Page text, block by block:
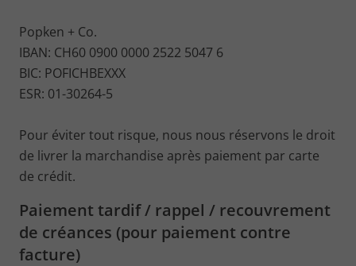
Popken + Co.
IBAN: CH60 0900 0000 2522 5047 6
BIC: POFICHBEXXX
ESR: 01-30264-5
Pour éviter tout risque, nous nous réservons le droit
de livrer la marchandise après paiement par carte
de crédit.
Paiement tardif / rappel / recouvrement
de créances (pour paiement contre
facture)